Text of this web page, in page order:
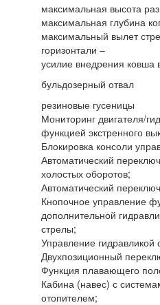
максимальная высота
максимальная глубина
максимальный вылет
горизонтали –
усилие внедрения ковша
бульдозерный отвал
резиновые гусеницы
Мониторинг двигателя/
функцией экстренного
Блокировка консоли
Автоматический
холостых оборотов;
Автоматический
Кнопочное управление
дополнительной
стрелы;
Управление
Двухпозиционный
Функция плавающего
Кабина (навес) с
отопителем;